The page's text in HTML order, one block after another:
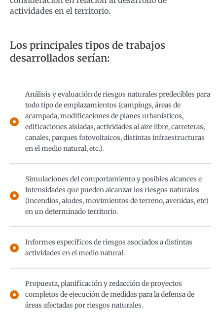
actividades en el territorio.
Los principales tipos de trabajos
desarrollados serían:
Análisis y evaluación de riesgos naturales predecibles para
todo tipo de emplazamientos (campings, áreas de
acampada, modificaciones de planes urbanísticos,
edificaciones aisladas, actividades al aire libre, carreteras,
canales, parques fotovoltaicos, distintas infraestructuras
en el medio natural, etc.).
Simulaciones del comportamiento y posibles alcances e
intensidades que pueden alcanzar los riesgos naturales
(incendios, aludes, movimientos de terreno, avenidas, etc)
en un determinado territorio.
Informes específicos de riesgos asociados a distintas
actividades en el medio natural.
Propuesta, planificación y redacción de proyectos
completos de ejecución de medidas para la defensa de
áreas afectadas por riesgos naturales.